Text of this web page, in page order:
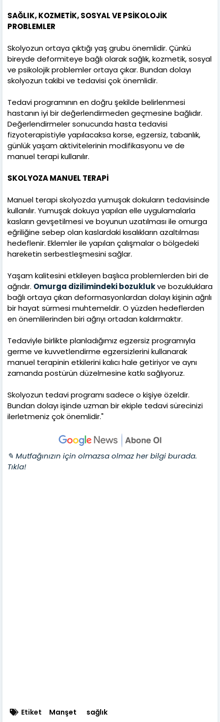
SAĞLIK, KOZMETİK, SOSYAL VE PSİKOLOJİK
PROBLEMLER
Skolyozun ortaya çıktığı yaş grubu önemlidir. Çünkü
bireyde deformiteye bağlı olarak sağlık, kozmetik, sosyal
ve psikolojik problemler ortaya çıkar. Bundan dolayı
skolyozun takibi ve tedavisi çok önemlidir.
Tedavi programının en doğru şekilde belirlenmesi
hastanın iyi bir değerlendirmeden geçmesine bağlıdır.
Değerlendirmeler sonucunda hasta tedavisi
fizyoterapistiyle yapılacaksa korse, egzersiz, tabanlık,
günlük yaşam aktivitelerinin modifikasyonu ve de
manuel terapi kullanılır.
SKOLYOZA MANUEL TERAPİ
Manuel terapi skolyozda yumuşak dokuların tedavisinde
kullanılır. Yumuşak dokuya yapılan elle uygulamalarla
kasların gevşetilmesi ve boyunun uzatılması ile omurga
eğriliğine sebep olan kaslardaki kısalıkların azaltılması
hedeflenir. Eklemler ile yapılan çalışmalar o bölgedeki
hareketin serbestleşmesini sağlar.
Yaşam kalitesini etkileyen başlıca problemlerden biri de
ağrıdır. Omurga dizilimindeki bozuklukve bozukluklara
bağlı ortaya çıkan deformasyonlardan dolayı kişinin ağrılı
bir hayat sürmesi muhtemeldir. O yüzden hedeflerden
en önemlilerinden biri ağrıyı ortadan kaldırmaktır.
Tedaviyle birlikte planladığımız egzersiz programıyla
germe ve kuvvetlendirme egzersizlerini kullanarak
manuel terapinin etkilerini kalıcı hale getiriyor ve aynı
zamanda postürün düzelmesine katkı sağlıyoruz.
Skolyozun tedavi programı sadece o kişiye özeldir.
Bundan dolayı işinde uzman bir ekiple tedavi sürecinizi
ilerletmeniz çok önemlidir."
✎ Mutfağınızın için olmazsa olmaz her bilgi burada.
Tıkla!
Etiket Manşet sağlık